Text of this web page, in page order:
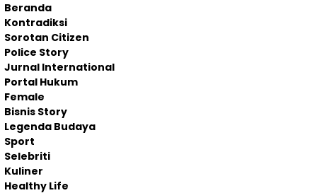
Beranda
Kontradiksi
Sorotan Citizen
Police Story
Jurnal International
Portal Hukum
Female
Bisnis Story
Legenda Budaya
Sport
Selebriti
Kuliner
Healthy Life